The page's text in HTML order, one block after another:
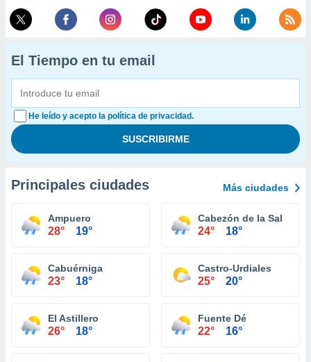
El Tiempo en tu email
He leído y acepto la política de privacidad.
Principales ciudades Más ciudades
Ampuero
28° 19°
Cabezón de la Sal
24° 18°
Cabuérniga
23° 18°
Castro-Urdiales
25° 20°
El Astillero
26° 18°
Fuente Dé
22° 16°